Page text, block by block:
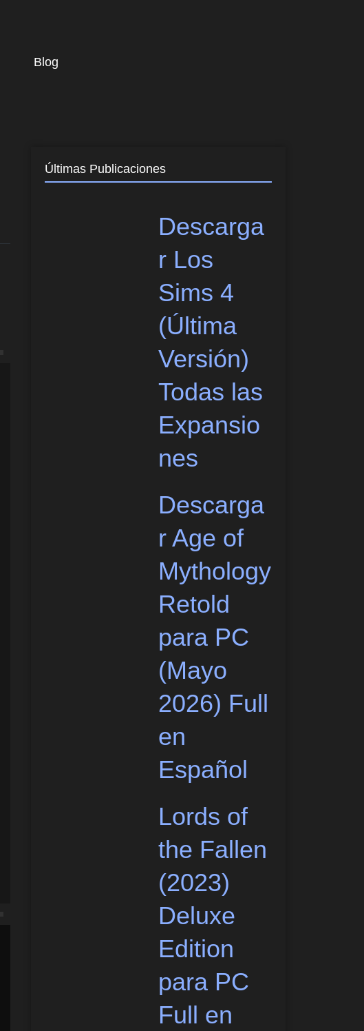
Blog
Últimas Publicaciones
Descarga
r Los
Sims 4
(Última
Versión)
Todas las
Expansio
nes
Descarga
r Age of
Mythology
Retold
para PC
(Mayo
2026) Full
en
Español
Lords of
the Fallen
(2023)
Deluxe
Edition
para PC
Full en